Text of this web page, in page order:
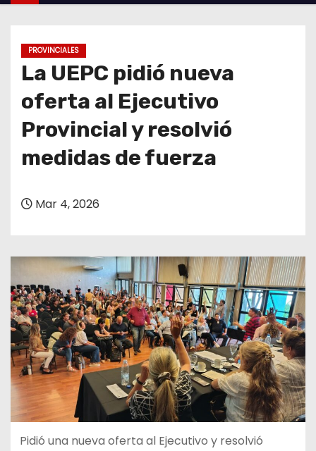
o
PROVINCIALES
La UEPC pidió nueva
oferta al Ejecutivo
Provincial y resolvió
medidas de fuerza
Mar 4, 2026
Pidió una nueva oferta al Ejecutivo y resolvió